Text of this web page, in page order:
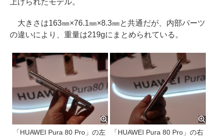
大きさは163㎜×76.1㎜×8.3㎜と共通だが、内部パーツ
の違いにより、重量は219gにまとめられている。
「HUAWEI Pura 80 Pro」の左
「HUAWEI Pura 80 Pro」の右